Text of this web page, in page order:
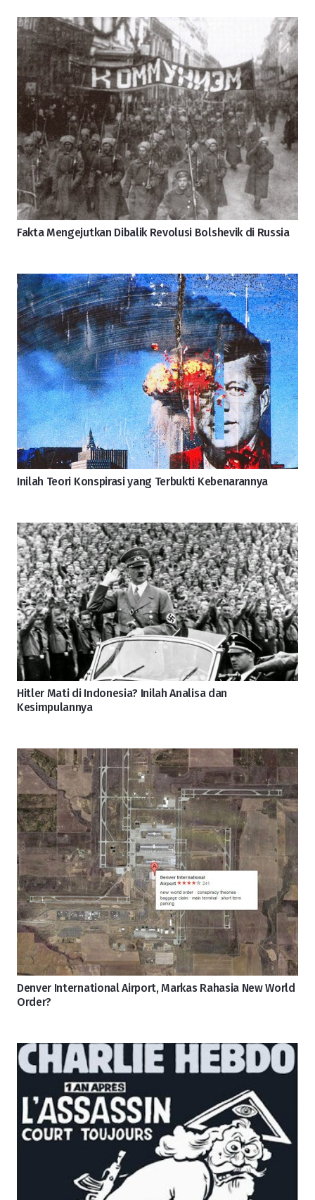
Fakta Mengejutkan Dibalik Revolusi Bolshevik di Russia
Inilah Teori Konspirasi yang Terbukti Kebenarannya
Hitler Mati di Indonesia? Inilah Analisa dan
Kesimpulannya
Denver International Airport, Markas Rahasia New World
Order?